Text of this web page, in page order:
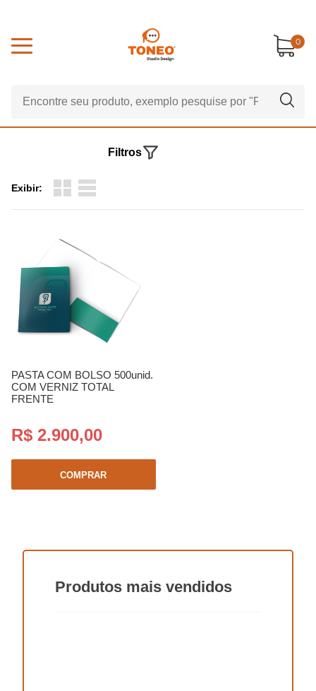
0
Exibir:
Filtros
PASTA COM BOLSO 500unid.
COM VERNIZ TOTAL
FRENTE
R$ 2.900,00
COMPRAR
Produtos mais vendidos